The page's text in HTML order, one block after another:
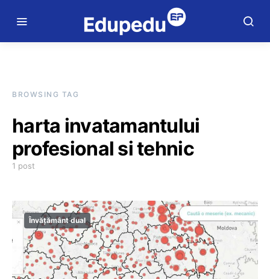
BROWSING TAG
harta invatamantului
profesional si tehnic
1 post
Învățământ dual